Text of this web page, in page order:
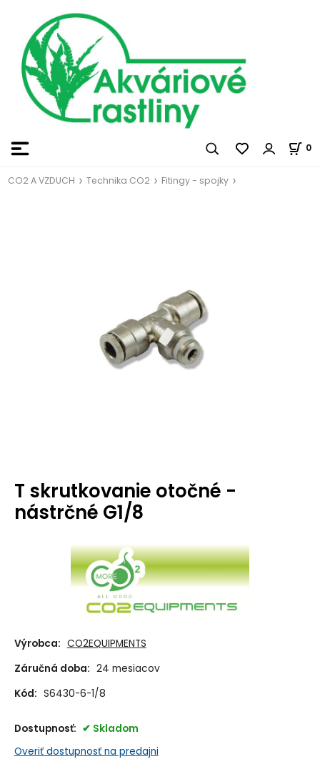
0
CO2 A VZDUCH Technika CO2 Fitingy - spojky
T skrutkovanie otočné -
nástrčné G1/8
Výrobca: CO2EQUIPMENTS
Záručná doba: 24 mesiacov
Kód: S6430-6-1/8
Dostupnosť:
Skladom
Overiť dostupnosť na predajni